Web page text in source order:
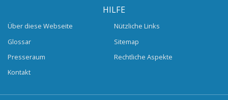
HILFE
Über diese Webseite
Glossar
Presseraum
Kontakt
Nützliche Links
Sitemap
Rechtliche Aspekte